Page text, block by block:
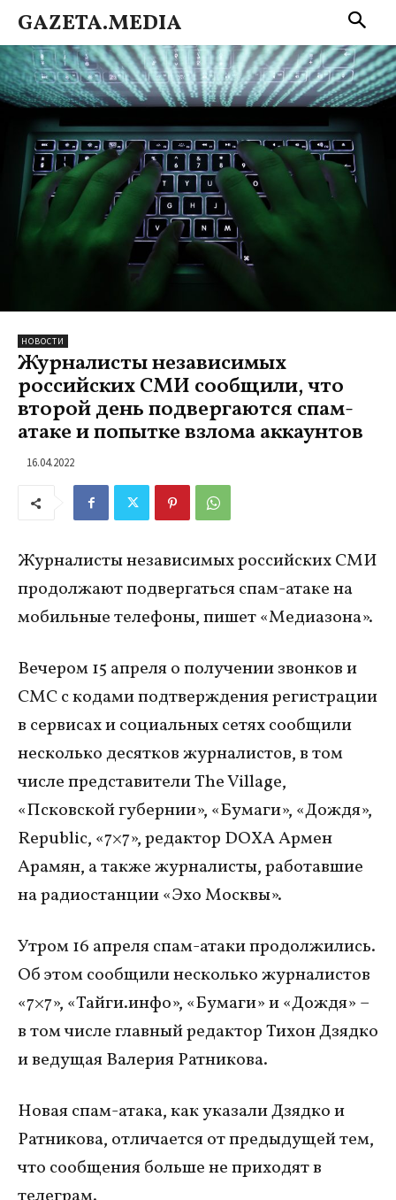
GAZETA.MEDIA
НОВОСТИ
Журналисты независимых
российских СМИ сообщили, что
второй день подвергаются спам-
атаке и попытке взлома аккаунтов
16.04.2022
Журналисты независимых российских СМИ
продолжают подвергаться спам-атаке на
мобильные телефоны, пишет «Медиазона».
Вечером 15 апреля о получении звонков и
СМС с кодами подтверждения регистрации
в сервисах и социальных сетях сообщили
несколько десятков журналистов, в том
числе представители The Village,
«Псковской губернии», «Бумаги», «Дождя»,
Republic, «7×7», редактор DOXA Армен
Арамян, а также журналисты, работавшие
на радиостанции «Эхо Москвы».
Утром 16 апреля спам-атаки продолжились.
Об этом сообщили несколько журналистов
«7×7», «Тайги.инфо», «Бумаги» и «Дождя» –
в том числе главный редактор Тихон Дзядко
и ведущая Валерия Ратникова.
Новая спам-атака, как указали Дзядко и
Ратникова, отличается от предыдущей тем,
что сообщения больше не приходят в